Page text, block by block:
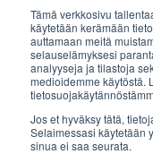
Tämä verkkosivu
käytetään kerämään
auttamaan meitä
selauselämyksesi
analyyseja ja tilastoja
medioidemme käytöstä.
Jos et hyväksy tätä,
Selaimessasi käytetään
sinua ei saa seurata.